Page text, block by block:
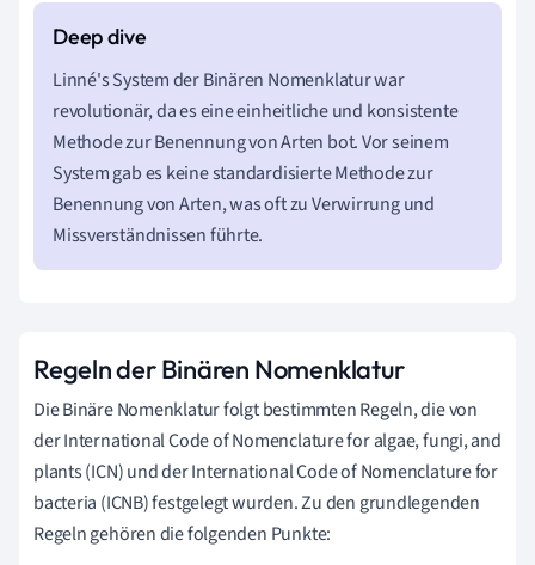
Linné's System der Binären Nomenklatur war
revolutionär, da es eine einheitliche und konsistente
Methode zur Benennung von Arten bot. Vor seinem
System gab es keine standardisierte Methode zur
Benennung von Arten, was oft zu Verwirrung und
Missverständnissen führte.
Regeln der Binären Nomenklatur
Die Binäre Nomenklatur folgt bestimmten Regeln, die von
der International Code of Nomenclature for algae, fungi, and
plants (ICN) und der International Code of Nomenclature for
bacteria (ICNB) festgelegt wurden. Zu den grundlegenden
Regeln gehören die folgenden Punkte: